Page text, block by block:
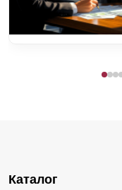
Каталог